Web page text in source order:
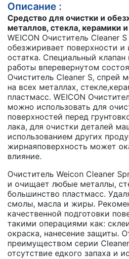
Описание :
Средство для очистки и
металлов, стекла, керамики
WEICON Очиститель Cleaner
обезжиривает поверхности и
остатка. Специальный клапан
работы вперевернутом
Очиститель Cleaner S, cпрей
на всех металлах,
пластмасс. WEICON
можно использовать для
поверхностей перед
лака, для очистки деталей
использованием других
жирнаяповерхность может
влияние.
Очиститель Weicon Cleaner
и очищает любые металлы,
большинство пластмасс.
смолы, масла и жиры.
качественной подготовки
такими операциями как:
окраска, нанесение защиты.
преимуществом серии
отсутствие едкого запаха и